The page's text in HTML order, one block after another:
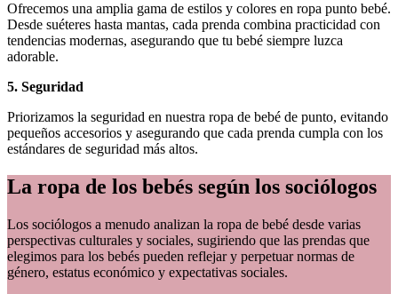
Ofrecemos una amplia gama de estilos y colores en ropa punto bebé.
Desde suéteres hasta mantas, cada prenda combina practicidad con
tendencias modernas, asegurando que tu bebé siempre luzca
adorable.
5. Seguridad
Priorizamos la seguridad en nuestra ropa de bebé de punto, evitando
pequeños accesorios y asegurando que cada prenda cumpla con los
estándares de seguridad más altos.
La ropa de los bebés según los sociólogos
Los sociólogos a menudo analizan la ropa de bebé desde varias
perspectivas culturales y sociales, sugiriendo que las prendas que
elegimos para los bebés pueden reflejar y perpetuar normas de
género, estatus económico y expectativas sociales.